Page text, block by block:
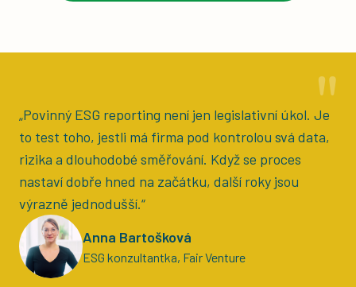
„Povinný ESG reporting není jen legislativní úkol. Je
to test toho, jestli má firma pod kontrolou svá data,
rizika a dlouhodobé směřování. Když se proces
nastaví dobře hned na začátku, další roky jsou
výrazně jednodušší.“
"
Anna Bartošková
ESG konzultantka, Fair Venture